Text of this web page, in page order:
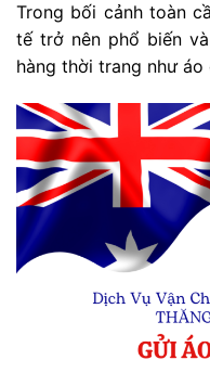
Trong bối cảnh toàn
tế trở nên phổ biến
hàng thời trang như áo